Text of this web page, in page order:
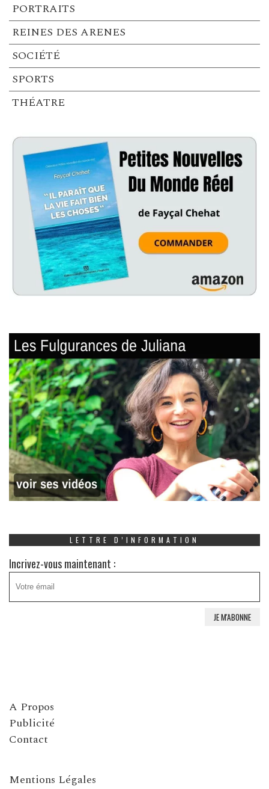
PORTRAITS
REINES DES ARENES
SOCIÉTÉ
SPORTS
THÉATRE
LETTRE D’INFORMATION
Incrivez-vous maintenant :
A Propos
Publicité
Contact
Mentions Légales